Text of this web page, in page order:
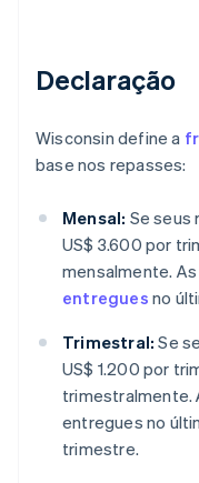
Declaração
Wisconsin define a
base nos repasses:
Mensal: Se seus
US$ 3.600 por
mensalmente. As
entregues no
Trimestral: Se
US$ 1.200 por
trimestralmente.
entregues no
trimestre.